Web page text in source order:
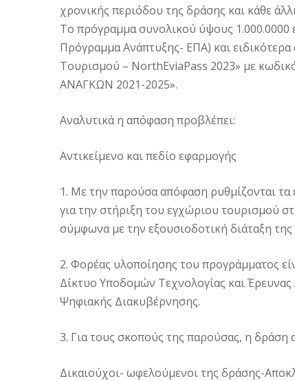
χρονικής περιόδου της δράσης και κάθε
Το πρόγραμμα συνολικού ύψους 1.000.0000
Πρόγραμμα Ανάπτυξης- ΕΠΑ) και
Τουρισμού – NorthEviaPass 2023» με
ΑΝΑΓΚΩΝ 2021-2025».
Αναλυτικά η απόφαση προβλέπει:
Αντικείμενο και πεδίο εφαρμογής
1. Με την παρούσα απόφαση ρυθμίζονται τα
για την στήριξη του εγχώριου τουρισμού
σύμφωνα με την εξουσιοδοτική διάταξη της
2. Φορέας υλοποίησης του προγράμματος
Δίκτυο Υποδομών Τεχνολογίας και
Ψηφιακής Διακυβέρνησης.
3. Για τους σκοπούς της παρούσας, η
Δικαιούχοι- ωφελούμενοι της δράσης-